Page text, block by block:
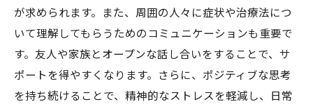
が求められます。また、周囲の人々に症状や治療法につ
いて理解してもらうためのコミュニケーションも重要で
す。友人や家族とオープンな話し合いをすることで、サ
ポートを得やすくなります。さらに、ポジティブな思考
を持ち続けることで、精神的なストレスを軽減し、日常